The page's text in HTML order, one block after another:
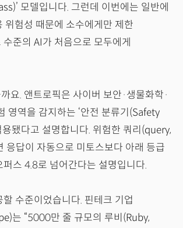
모델입니다. 그런데 이번에는 일반에
위험성 때문에 소수에게만 제한
준의 AI가 처음으로 모두에게
요. 앤트로픽은 사이버 보안·생물화학·
영역을 감지하는 ‘안전 분류기(Safety
됐다고 설명합니다. 위험한 쿼리(query,
응답이 자동으로 미토스보다 아래 등급
퍼스 4.8로 넘어간다는 설명입니다.
수준이었습니다. 핀테크 기업
는 “5000만 줄 규모의 루비(Ruby,